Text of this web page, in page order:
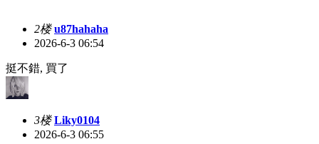
2楼 u87hahaha
2026-6-3 06:54
挺不錯, 買了
3楼 Liky0104
2026-6-3 06:55